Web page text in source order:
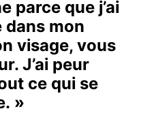
parce que j’ai
dans mon
visage, vous
J’ai peur
ce qui se
»